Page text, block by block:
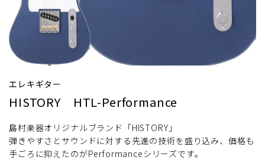
エレキギター
HISTORY HTL-Performance
島村楽器オリジナルブランド「HISTORY」
弾きやすさとサウンドに対する先進の技術を盛り込み、価格も
手ごろに抑えたのがPerformanceシリーズです。